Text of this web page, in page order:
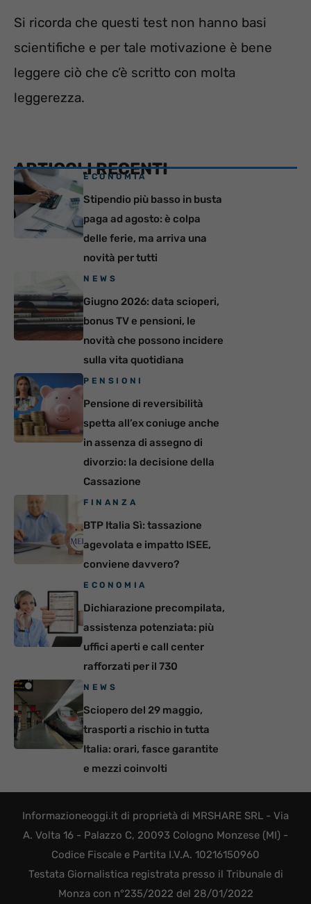
Si ricorda che questi test non hanno basi
scientifiche e per tale motivazione è bene
leggere ciò che c’è scritto con molta
leggerezza.
ARTICOLI RECENTI
ECONOMIA
Stipendio più basso in busta
paga ad agosto: è colpa
delle ferie, ma arriva una
novità per tutti
NEWS
Giugno 2026: data scioperi,
bonus TV e pensioni, le
novità che possono incidere
sulla vita quotidiana
PENSIONI
Pensione di reversibilità
spetta all’ex coniuge anche
in assenza di assegno di
divorzio: la decisione della
Cassazione
FINANZA
BTP Italia Sì: tassazione
agevolata e impatto ISEE,
conviene davvero?
ECONOMIA
Dichiarazione precompilata,
assistenza potenziata: più
uffici aperti e call center
rafforzati per il 730
NEWS
Sciopero del 29 maggio,
trasporti a rischio in tutta
Italia: orari, fasce garantite
e mezzi coinvolti
Informazioneoggi.it di proprietà di MRSHARE SRL - Via
A. Volta 16 - Palazzo C, 20093 Cologno Monzese (MI) -
Codice Fiscale e Partita I.V.A. 10216150960
Testata Giornalistica registrata presso il Tribunale di
Monza con n°235/2022 del 28/01/2022